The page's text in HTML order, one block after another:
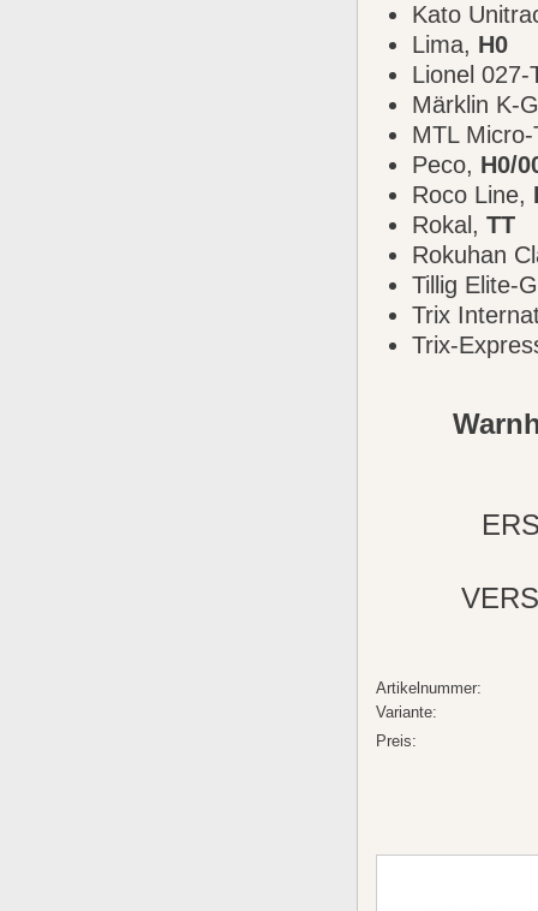
Kato
Lima, H0
Lionel
Märklin K-
MTL
Peco, H0/
Roco Line,
Rokal, TT
Rokuhan
Tillig Elite-
Trix
Trix-
Artikelnummer:
Variante:
Preis: